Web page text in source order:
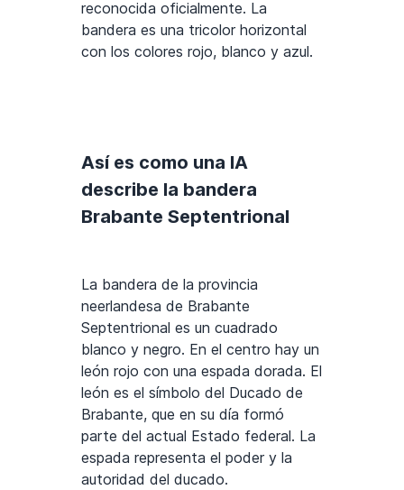
reconocida oficialmente. La
bandera es una tricolor horizontal
con los colores rojo, blanco y azul.
Así es como una IA
describe la bandera
Brabante Septentrional
La bandera de la provincia
neerlandesa de Brabante
Septentrional es un cuadrado
blanco y negro. En el centro hay un
león rojo con una espada dorada. El
león es el símbolo del Ducado de
Brabante, que en su día formó
parte del actual Estado federal. La
espada representa el poder y la
autoridad del ducado.